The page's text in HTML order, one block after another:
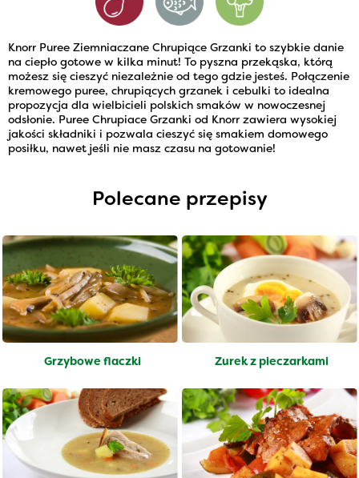
Knorr Puree Ziemniaczane Chrupiące Grzanki to szybkie danie
na ciepło gotowe w kilka minut! To pyszna przekąska, którą
możesz się cieszyć niezależnie od tego gdzie jesteś. Połączenie
kremowego puree, chrupiących grzanek i cebulki to idealna
propozycja dla wielbicieli polskich smaków w nowoczesnej
odsłonie. Puree Chrupiace Grzanki od Knorr zawiera wysokiej
jakości składniki i pozwala cieszyć się smakiem domowego
posiłku, nawet jeśli nie masz czasu na gotowanie!
Polecane przepisy
Grzybowe flaczki Żurek z pieczarkami